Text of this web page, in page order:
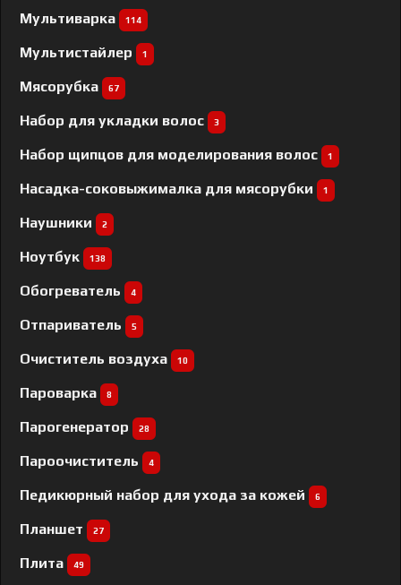
Мультиварка 114
Мультистайлер 1
Мясорубка 67
Набор для укладки волос 3
Набор щипцов для моделирования волос 1
Насадка-соковыжималка для мясорубки 1
Наушники 2
Ноутбук 138
Обогреватель 4
Отпариватель 5
Очиститель воздуха 10
Пароварка 8
Парогенератор 28
Пароочиститель 4
Педикюрный набор для ухода за кожей 6
Планшет 27
Плита 49